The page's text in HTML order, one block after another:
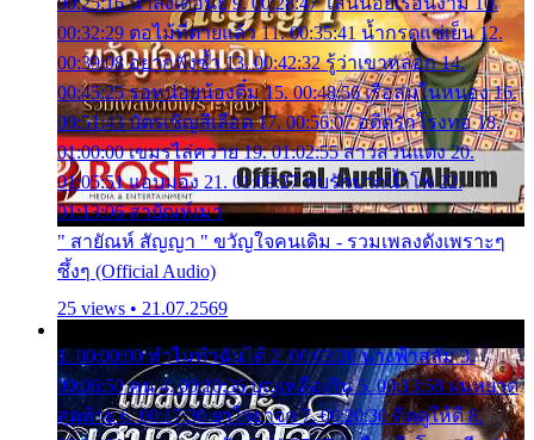
00:32:29 ตอไม้ที่ตายแล้ว 11. 00:35:41 น้ำกรดแช่เย็น 12.
00:39:08 อยากฟังซ้ำ 13. 00:42:32 รู้ว่าเขาหลอก 14.
00:45:25 รอหน่อยน้องติ๋ม 15. 00:48:56 เรือล่มในหนอง 16.
00:51:43 บัตรเชิญสีเลือด 17. 00:56:07 อดีตรักโรงทอ 18.
01:00:00 เขมรไล่ควาย 19. 01:02:55 สาวสวนแตง 20.
01:05:51 แอบมอง 21. 01:09:27 พบรักปากน้ำโพ 22.
01:13:06 สายัณห์เมา
" สายัณห์ สัญญา " ขวัญใจคนเดิม - รวมเพลงดังเพราะๆ
ซึ้งๆ (Official Audio)
25 views • 21.07.2569
1. 00:00:00 ทำไมทำฉันได้ 2. 00:03:20 นางฟ้าสลัม 3.
00:06:50 คน 4. 00:10:36 บุญเหลือเกิน 5. 00:13:58 ฝนหยาด
สุดท้าย 6. 00:17:30 ยาใจยาจก 7. 00:20:30 คิดดูให้ดี 8.